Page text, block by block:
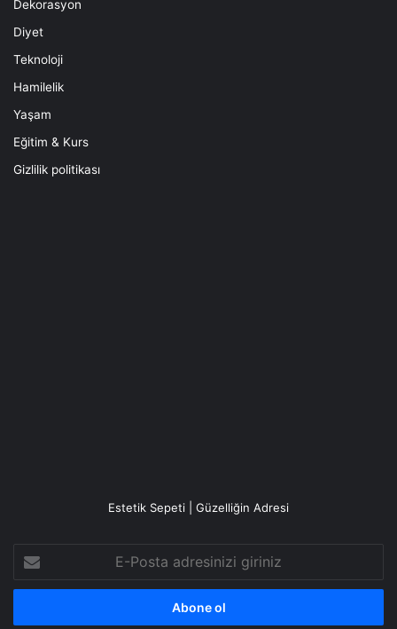
Dekorasyon
Diyet
Teknoloji
Hamilelik
Yaşam
Eğitim & Kurs
Gizlilik politikası
Estetik Sepeti | Güzelliğin Adresi
Posta
adresinizi